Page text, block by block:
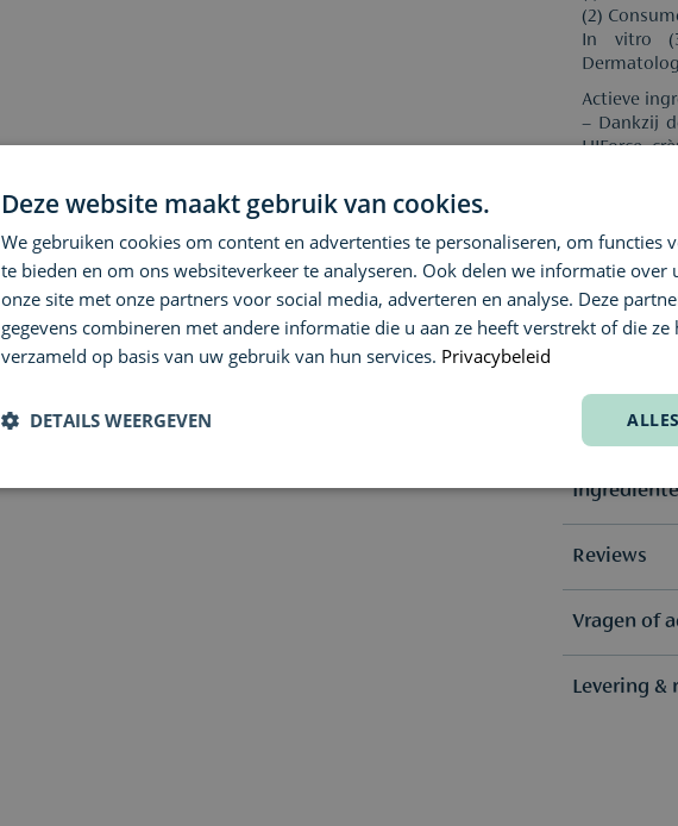
(2)
In vitro
Actieve
– Dankzij
HIForce
reactie
bevat
L-
voor een
Contactpersoon:
E-mailadres:
Postadres: 57
Peg/Ppg-
Reviews
(0)
Vragen of
Heb je een
Levering &
Deze website maakt gebruik van cookies.
We gebruiken cookies om content en advertenties te personaliseren, om functies
te bieden en om ons websiteverkeer te analyseren. Ook delen we informatie over
onze site met onze partners voor social media, adverteren en analyse. Deze
gegevens combineren met andere informatie die u aan ze heeft verstrekt of die ze
verzameld op basis van uw gebruik van hun services. Privacybeleid
DETAILS WEERGEVEN